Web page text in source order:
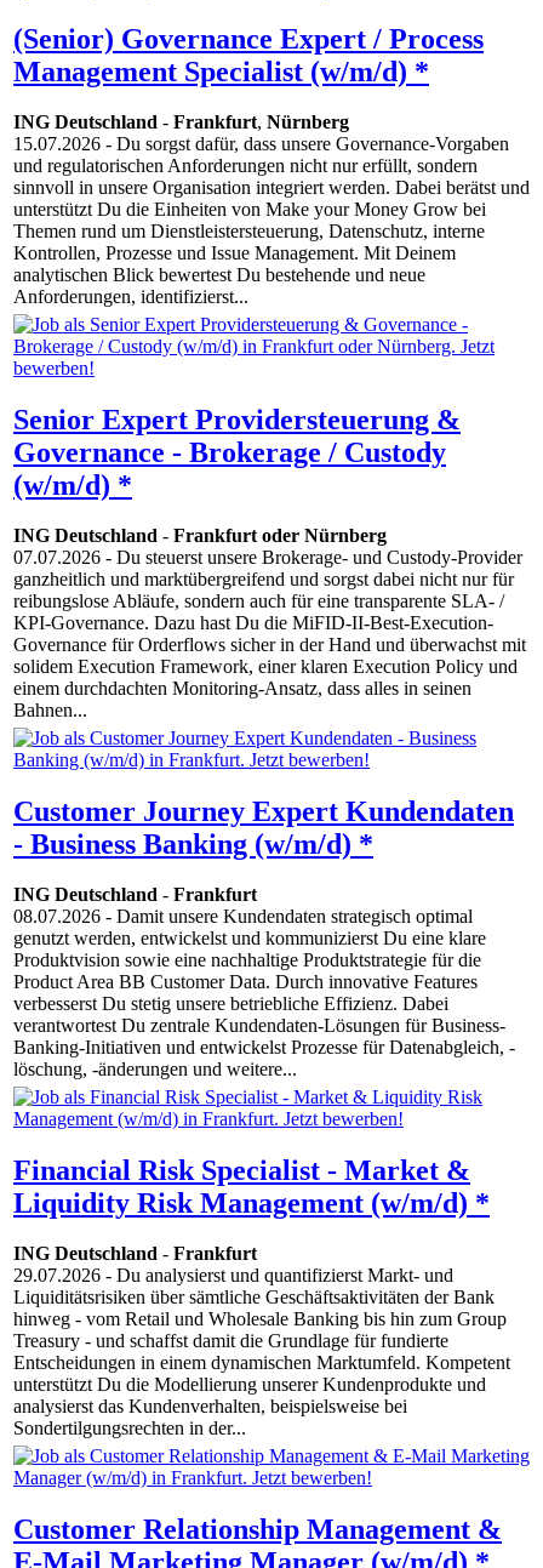
(Senior) Governance Expert / Process
Management Specialist (w/m/d) *
ING Deutschland - Frankfurt, Nürnberg
15.07.2026 - Du sorgst dafür, dass unsere Governance-Vorgaben
und regulatorischen Anforderungen nicht nur erfüllt, sondern
sinnvoll in unsere Organisation integriert werden. Dabei berätst und
unterstützt Du die Einheiten von Make your Money Grow bei
Themen rund um Dienstleistersteuerung, Datenschutz, interne
Kontrollen, Prozesse und Issue Management. Mit Deinem
analytischen Blick bewertest Du bestehende und neue
Anforderungen, identifizierst...
Senior Expert Providersteuerung &
Governance - Brokerage / Custody
(w/m/d) *
ING Deutschland - Frankfurt oder Nürnberg
07.07.2026 - Du steuerst unsere Brokerage- und Custody-Provider
ganzheitlich und marktübergreifend und sorgst dabei nicht nur für
reibungslose Abläufe, sondern auch für eine transparente SLA- /
KPI-Governance. Dazu hast Du die MiFID-II-Best-Execution-
Governance für Orderflows sicher in der Hand und überwachst mit
solidem Execution Framework, einer klaren Execution Policy und
einem durchdachten Monitoring-Ansatz, dass alles in seinen
Bahnen...
Customer Journey Expert Kundendaten
- Business Banking (w/m/d) *
ING Deutschland - Frankfurt
08.07.2026 - Damit unsere Kundendaten strategisch optimal
genutzt werden, entwickelst und kommunizierst Du eine klare
Produktvision sowie eine nachhaltige Produktstrategie für die
Product Area BB Customer Data. Durch innovative Features
verbesserst Du stetig unsere betriebliche Effizienz. Dabei
verantwortest Du zentrale Kundendaten-Lösungen für Business-
Banking-Initiativen und entwickelst Prozesse für Datenabgleich, -
löschung, -änderungen und weitere...
Financial Risk Specialist - Market &
Liquidity Risk Management (w/m/d) *
ING Deutschland - Frankfurt
29.07.2026 - Du analysierst und quantifizierst Markt- und
Liquiditätsrisiken über sämtliche Geschäftsaktivitäten der Bank
hinweg - vom Retail und Wholesale Banking bis hin zum Group
Treasury - und schaffst damit die Grundlage für fundierte
Entscheidungen in einem dynamischen Marktumfeld. Kompetent
unterstützt Du die Modellierung unserer Kundenprodukte und
analysierst das Kundenverhalten, beispielsweise bei
Sondertilgungsrechten in der...
Customer Relationship Management &
E-Mail Marketing Manager (w/m/d) *